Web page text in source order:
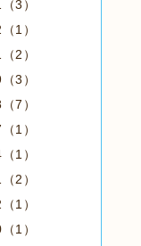
3）
1）
2）
3）
7）
1）
1）
2）
1）
1）